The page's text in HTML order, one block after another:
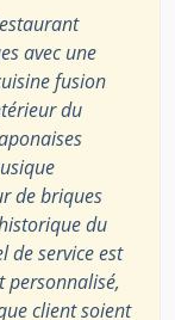
avec une
fusion
du
de briques
du
de service est
personnalisé,
client soient